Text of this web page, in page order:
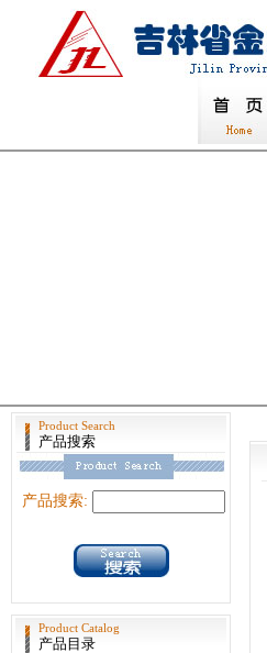
Product Search
产品搜索
产品搜索:
Product Catalog
产品目录